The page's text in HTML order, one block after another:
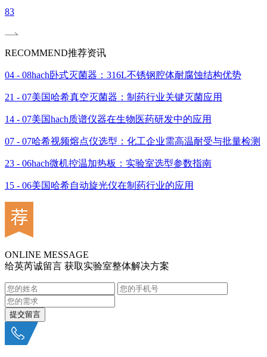
83
RECOMMEND推荐资讯
04 - 08hach卧式灭菌器：316L不锈钢腔体耐腐蚀结构优势
21 - 07美国哈希真空灭菌器：制药行业关键灭菌应用
14 - 07美国hach质谱仪器在生物医药研发中的应用
07 - 07哈希视频熔点仪选型：化工企业需高温耐受与批量检测
23 - 06hach微机控温加热板：实验室选型参数指南
15 - 06美国哈希自动旋光仪在制药行业的应用
ONLINE MESSAGE
给英芮诚留言 获取实验室整体解决方案